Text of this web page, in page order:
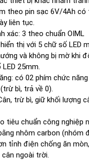
theo pin sạc 6V/4Ah có
liên tục.
xác: 3 theo chuẩn OIML
thị với 5 chữ số LED
và không bị mờ khi
25mm.
có 02 phím chức
bì, trả về 0).
trừ bì, giữ khối lượng
tiêu chuẩn công nghiệp
nhôm carbon (nhóm
tỉnh điện chống ăn
ngoài trời.